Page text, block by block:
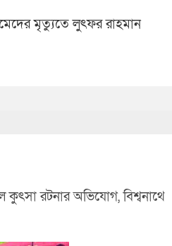
মৃত্যুতে লুৎফর রাহমান
রটনার অভিযোগ, বিশ্বনাথে